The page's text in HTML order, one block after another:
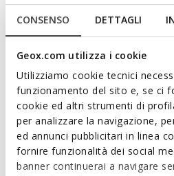
CONSENSO DETTAGLI
Geox.com utilizza i cookie
Utilizziamo cookie tecnici
funzionamento del sito e, se ci
cookie ed altri strumenti di
per analizzare la navigazione,
ed annunci pubblicitari in linea
fornire funzionalità dei social
banner continuerai a navigare
Description
Sneaker pour homme d'inspiration
contemporaines. Dans cette teinte
une empeigne qui mélange un
cuir. Parfaite pour les
les jours, Sedral Court allie style
CODE PRODUIT: